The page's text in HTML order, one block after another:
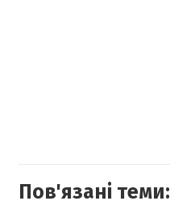
Пов'язані теми: